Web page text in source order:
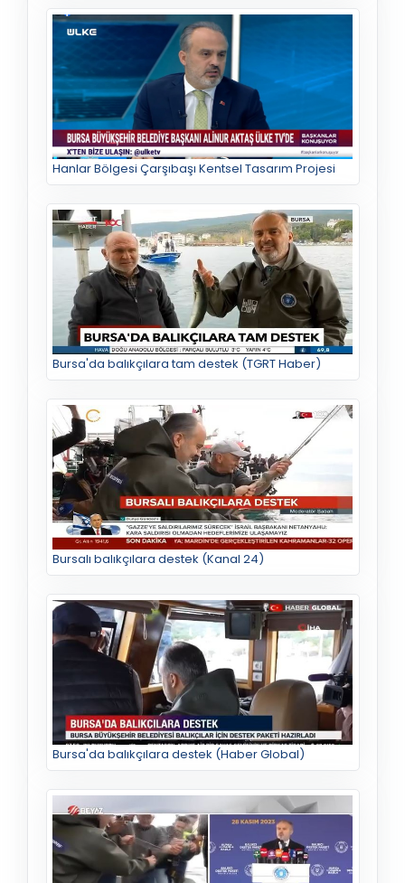
Hanlar Bölgesi Çarşıbaşı Kentsel Tasarım Projesi
Bursa'da balıkçılara tam destek (TGRT Haber)
Bursalı balıkçılara destek (Kanal 24)
Bursa'da balıkçılara destek (Haber Global)